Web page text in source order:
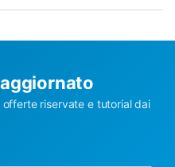
riservate e tutorial dai